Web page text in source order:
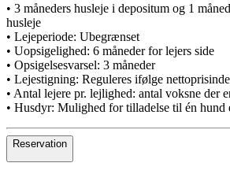
• 3 måneders husleje i depositum og 1
husleje
• Lejeperiode: Ubegrænset
• Uopsigelighed: 6 måneder for lejers side
• Opsigelsesvarsel: 3 måneder
• Lejestigning: Reguleres ifølge
• Antal lejere pr. lejlighed: antal voksne der
• Husdyr: Mulighed for tilladelse til én hund
Reservation